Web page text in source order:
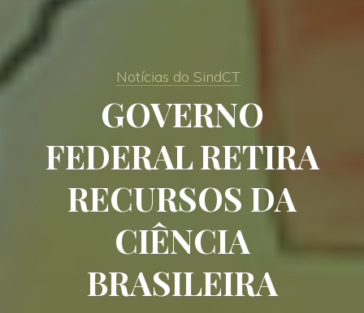
Notícias do SindCT
GOVERNO
FEDERAL RETIRA
RECURSOS DA
CIÊNCIA
BRASILEIRA